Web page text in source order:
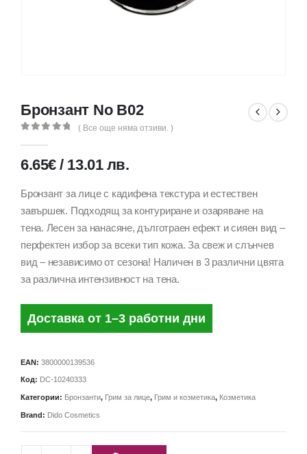
Бронзант No B02
( Все още няма отзиви. )
6.65€ / 13.01 лв.
Бронзант за лице с кадифена текстура и естествен
завършек. Подходящ за контуриране и озаряване на
тена. Лесен за нанасяне, дълготраен ефект и сияен вид –
перфектен избор за всеки тип кожа. За свеж и слънчев
вид – независимо от сезона! Наличен в 3 различни цвята
за различна интензивност на тена.
Доставка от 1–3 работни дни
EAN: 3800000139536
Код: DC-10240333
Категории: Бронзанти, Грим за лице, Грим и козметика, Козметика
Brand: Dido Cosmetics